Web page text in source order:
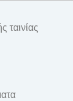
ταινίας